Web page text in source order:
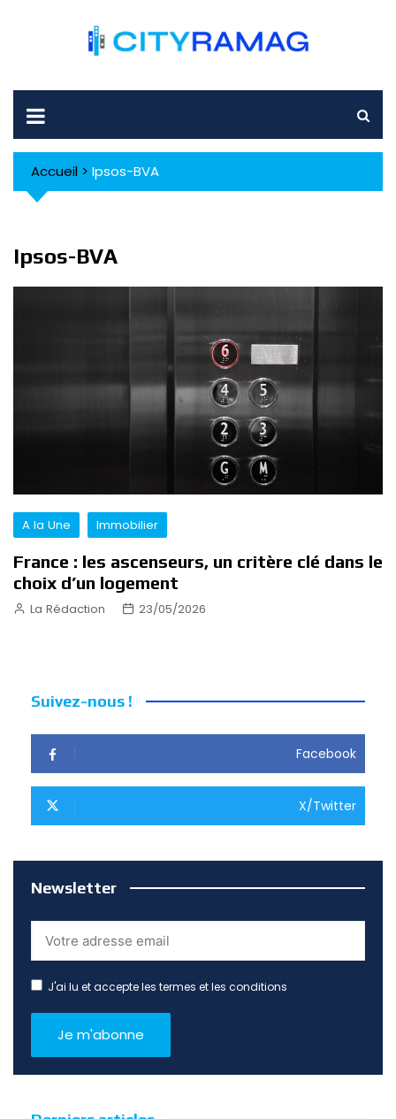
Accueil > Ipsos-BVA
Ipsos-BVA
A la Une Immobilier
France : les ascenseurs, un critère clé dans le
choix d’un logement
La Rédaction 23/05/2026
Suivez-nous !
Facebook
X/Twitter
Newsletter
J'ai lu et accepte les termes et les conditions